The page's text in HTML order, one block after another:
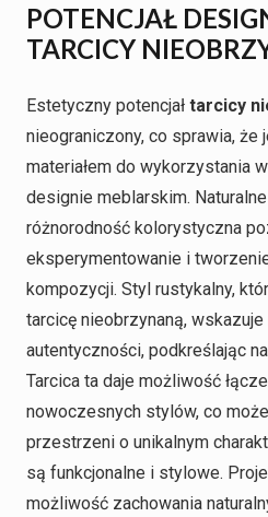
POTENCJAŁ
TARCICY
Estetyczny potencjał tarcicy
nieograniczony, co sprawia, że
materiałem do wykorzystania
designie meblarskim.
różnorodność kolorystyczna
eksperymentowanie i
kompozycji. Styl rustykalny,
tarcicę nieobrzynaną,
autentyczności, podkreślając
Tarcica ta daje możliwość
nowoczesnych stylów, co
przestrzeni o unikalnym
są funkcjonalne i stylowe.
możliwość zachowania